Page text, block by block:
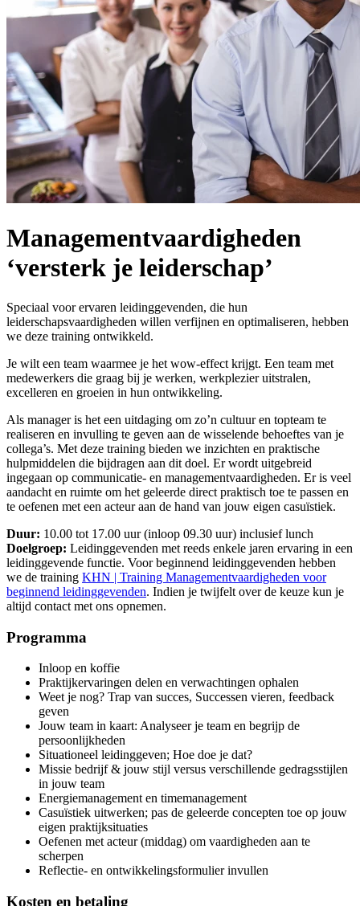
Managementvaardigheden
‘versterk je leiderschap’
Speciaal voor ervaren leidinggevenden, die hun
leiderschapsvaardigheden willen verfijnen en optimaliseren, hebben
we deze training ontwikkeld.
Je wilt een team waarmee je het wow-effect krijgt. Een team met
medewerkers die graag bij je werken, werkplezier uitstralen,
excelleren en groeien in hun ontwikkeling.
Als manager is het een uitdaging om zo’n cultuur en topteam te
realiseren en invulling te geven aan de wisselende behoeftes van je
collega’s. Met deze training bieden we inzichten en praktische
hulpmiddelen die bijdragen aan dit doel. Er wordt uitgebreid
ingegaan op communicatie- en managementvaardigheden. Er is veel
aandacht en ruimte om het geleerde direct praktisch toe te passen en
te oefenen met een acteur aan de hand van jouw eigen casuïstiek.
Duur: 10.00 tot 17.00 uur (inloop 09.30 uur) inclusief lunch
Doelgroep: Leidinggevenden met reeds enkele jaren ervaring in een
leidinggevende functie. Voor beginnend leidinggevenden hebben
we de training KHN | Training Managementvaardigheden voor
beginnend leidinggevenden. Indien je twijfelt over de keuze kun je
altijd contact met ons opnemen.
Programma
Inloop en koffie
Praktijkervaringen delen en verwachtingen ophalen
Weet je nog? Trap van succes, Successen vieren, feedback
geven
Jouw team in kaart: Analyseer je team en begrijp de
persoonlijkheden
Situationeel leidinggeven; Hoe doe je dat?
Missie bedrijf & jouw stijl versus verschillende gedragsstijlen
in jouw team
Energiemanagement en timemanagement
Casuïstiek uitwerken; pas de geleerde concepten toe op jouw
eigen praktijksituaties
Oefenen met acteur (middag) om vaardigheden aan te
scherpen
Reflectie- en ontwikkelingsformulier invullen
Kosten en betaling